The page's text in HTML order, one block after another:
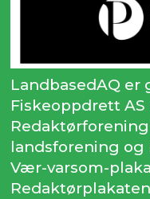
LandbasedAQ er
Fiskeoppdrett
landsforening
Vær-varsom-